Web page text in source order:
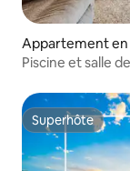
Appartement en
Piscine et salle
Superhôte
Superhôte